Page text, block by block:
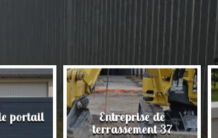
portail Entreprise de
terrassement 37